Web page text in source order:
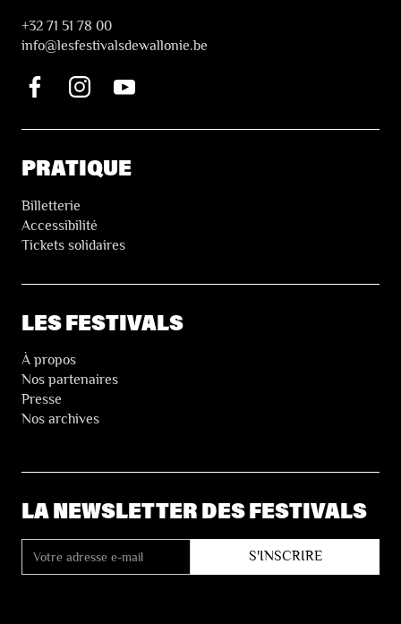
+32 71 51 78 00
info@lesfestivalsdewallonie.be
PRATIQUE
Billetterie
Accessibilité
Tickets solidaires
LES FESTIVALS
À propos
Nos partenaires
Presse
Nos archives
LA NEWSLETTER DES FESTIVALS